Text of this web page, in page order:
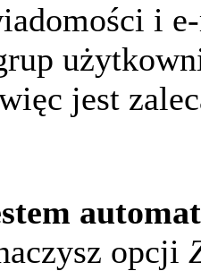
i
jest
opcji